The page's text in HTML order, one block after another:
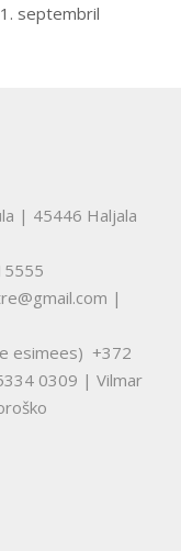
septembril
| 45446 Haljala
|
esimees) +372
0309 | Vilmar